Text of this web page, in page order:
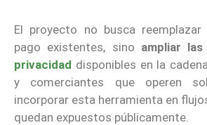
El proyecto no busca
pago existentes, sino ampliar
privacidad disponibles en la
y comerciantes que operen
incorporar esta herramienta en
quedan expuestos públicamente.